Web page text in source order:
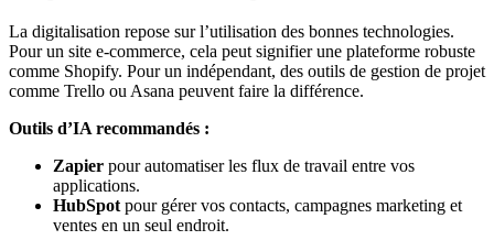
La digitalisation repose sur l’utilisation des bonnes technologies.
Pour un site e-commerce, cela peut signifier une plateforme robuste
comme Shopify. Pour un indépendant, des outils de gestion de projet
comme Trello ou Asana peuvent faire la différence.
Outils d’IA recommandés :
Zapier pour automatiser les flux de travail entre vos
applications.
HubSpot pour gérer vos contacts, campagnes marketing et
ventes en un seul endroit.